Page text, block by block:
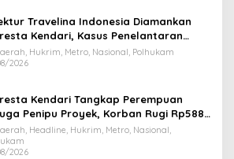
Travelina Indonesia Diamankan
Kendari, Kasus Penelantaran
Umrah Masuk Babak Baru
Hukrim, Metro, Nasional, Polhukam
2026
Kendari Tangkap Perempuan
Penipu Proyek, Korban Rugi Rp588,1
Headline, Hukrim, Metro, Nasional,
2026